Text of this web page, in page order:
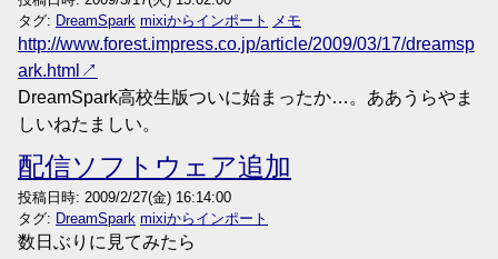
タグ: DreamSpark mixiからインポート メモ
http://www.forest.impress.co.jp/article/2009/03/17/dreamsp
ark.html
DreamSpark高校生版ついに始まったか…。ああうらやま
しいねたましい。
配信ソフトウェア追加
投稿日時: 2009/2/27(金) 16:14:00
タグ: DreamSpark mixiからインポート
数日ぶりに見てみたら